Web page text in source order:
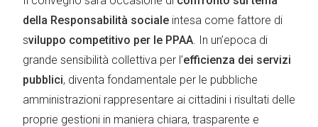
della Responsabilità sociale intesa come fattore di
sviluppo competitivo per le PPAA. In un’epoca di
grande sensibilità collettiva per l’efficienza dei servizi
pubblici, diventa fondamentale per le pubbliche
amministrazioni rappresentare ai cittadini i risultati delle
proprie gestioni in maniera chiara, trasparente e